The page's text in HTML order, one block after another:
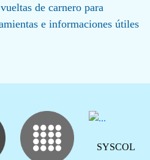
de carnero para
e informaciones útiles
SYSCOL